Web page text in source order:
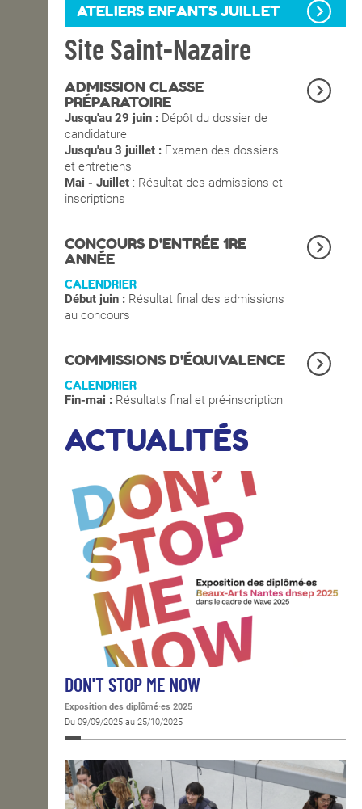
ATELIERS ENFANTS JUILLET
Site Saint-Nazaire
ADMISSION CLASSE
PRÉPARATOIRE
Jusqu'au 29 juin : Dépôt du dossier de
candidature
Jusqu'au 3 juillet : Examen des dossiers
et entretiens
Mai - Juillet : Résultat des admissions et
inscriptions
CONCOURS D'ENTRÉE 1RE
ANNÉE
CALENDRIER
Début juin : Résultat final des admissions
au concours
COMMISSIONS D'ÉQUIVALENCE
CALENDRIER
Fin-mai : Résultats final et pré-inscription
ACTUALITÉS
DON'T STOP ME NOW
Exposition des diplômé·es 2025
Du 09/09/2025 au 25/10/2025